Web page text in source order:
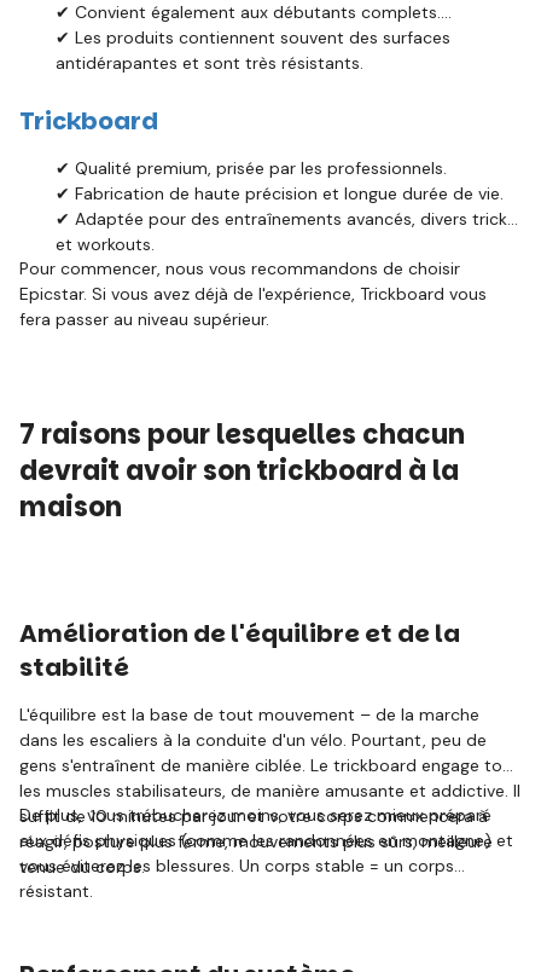
✔ Convient également aux débutants complets.
✔ Les produits contiennent souvent des surfaces
antidérapantes et sont très résistants.
Trickboard
✔ Qualité premium, prisée par les professionnels.
✔ Fabrication de haute précision et longue durée de vie.
✔ Adaptée pour des entraînements avancés, divers tricks
et workouts.
Pour commencer, nous vous recommandons de choisir
Epicstar. Si vous avez déjà de l'expérience, Trickboard vous
fera passer au niveau supérieur.
7 raisons pour lesquelles chacun
devrait avoir son trickboard à la
maison
Amélioration de l'équilibre et de la
stabilité
L'équilibre est la base de tout mouvement – de la marche
dans les escaliers à la conduite d'un vélo. Pourtant, peu de
gens s'entraînent de manière ciblée. Le trickboard engage tous
les muscles stabilisateurs, de manière amusante et addictive. Il
suffit de 10 minutes par jour et votre corps commencera à
réagir, posture plus ferme, mouvements plus sûrs, meilleure
tenue du corps.
De plus, vous trébucherez moins, vous serez mieux préparé
aux défis physiques (comme les randonnées en montagne) et
vous éviterez les blessures. Un corps stable = un corps
résistant.